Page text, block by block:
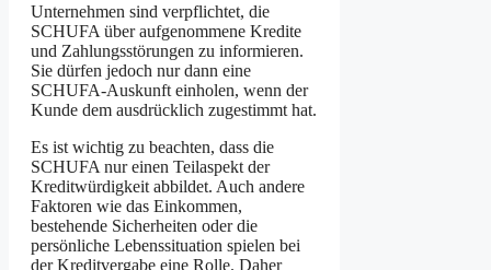
Unternehmen sind verpflichtet, die
SCHUFA über aufgenommene Kredite
und Zahlungsstörungen zu informieren.
Sie dürfen jedoch nur dann eine
SCHUFA-Auskunft einholen, wenn der
Kunde dem ausdrücklich zugestimmt hat.
Es ist wichtig zu beachten, dass die
SCHUFA nur einen Teilaspekt der
Kreditwürdigkeit abbildet. Auch andere
Faktoren wie das Einkommen,
bestehende Sicherheiten oder die
persönliche Lebenssituation spielen bei
der Kreditvergabe eine Rolle. Daher